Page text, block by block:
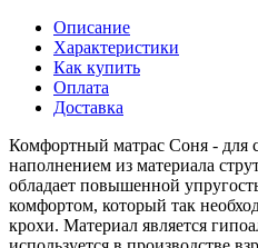
Описание
Характеристики
Как купить
Оплата
Доставка
Комфортный матрас Соня - для
наполнением из материала
обладает повышенной
комфортом, который так
крохи. Материал является